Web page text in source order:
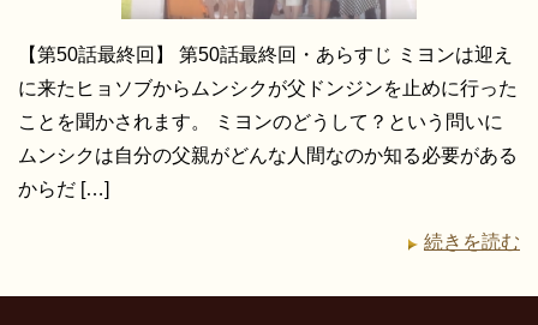
【第50話最終回】 第50話最終回・あらすじ ミヨンは迎え
に来たヒョソブからムンシクが父ドンジンを止めに行った
ことを聞かされます。 ミヨンのどうして？という問いに
ムンシクは自分の父親がどんな人間なのか知る必要がある
からだ […]
続きを読む